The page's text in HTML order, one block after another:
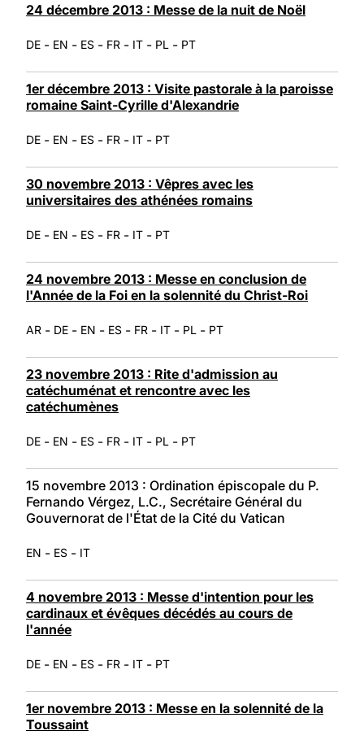
24 décembre 2013 : Messe de la nuit de Noël
DE - EN - ES - FR - IT - PL - PT
1er décembre 2013 : Visite pastorale à la paroisse
romaine Saint-Cyrille d'Alexandrie
DE - EN - ES - FR - IT - PT
30 novembre 2013 : Vêpres avec les
universitaires des athénées romains
DE - EN - ES - FR - IT - PT
24 novembre 2013 : Messe en conclusion de
l'Année de la Foi en la solennité du Christ-Roi
AR - DE - EN - ES - FR - IT - PL - PT
23 novembre 2013 : Rite d'admission au
catéchuménat et rencontre avec les
catéchumènes
DE - EN - ES - FR - IT - PL - PT
15 novembre 2013 : Ordination épiscopale du P.
Fernando Vérgez, L.C., Secrétaire Général du
Gouvernorat de l'État de la Cité du Vatican
EN - ES - IT
4 novembre 2013 : Messe d'intention pour les
cardinaux et évêques décédés au cours de
l'année
DE - EN - ES - FR - IT - PT
1er novembre 2013 : Messe en la solennité de la
Toussaint